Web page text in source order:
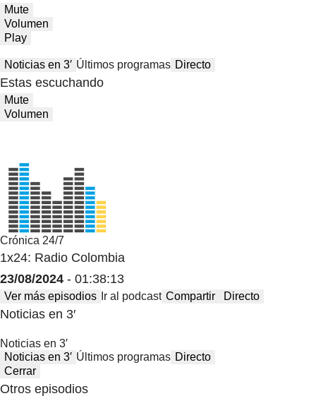
Mute
Volumen
Play
Noticias en 3′ Últimos programas Directo
Estas escuchando
Mute
Volumen
Crónica 24/7
1x24: Radio Colombia
23/08/2024 - 01:38:13
Ver más episodios Ir al podcast Compartir Directo
Noticias en 3′
Noticias en 3′
Noticias en 3′ Últimos programas Directo
Cerrar
Otros episodios